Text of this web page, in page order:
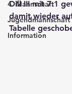
4. Mannschaft
Jugendmannschaft
Information
Dill III mit 7:1
damit wieder
Tabelle